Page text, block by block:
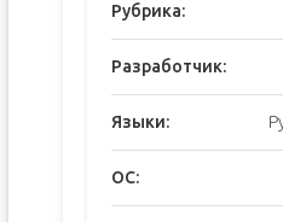
Рубрика:
Разработчик:
Языки:
ОС: